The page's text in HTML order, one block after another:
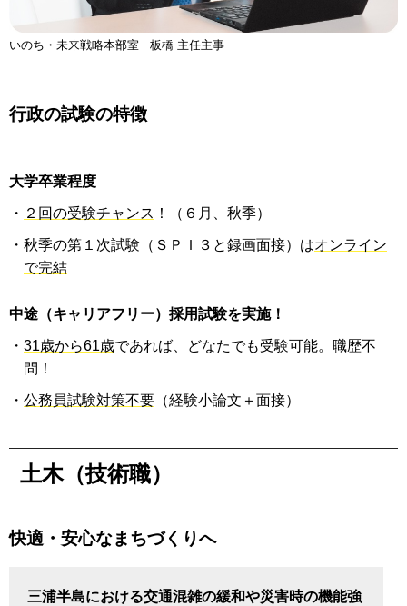
いのち・未来戦略本部室 板橋 主任主事
行政の試験の特徴
大学卒業程度
・ ２回の受験チャンス ！（６月、秋季）
・秋季の第１次試験（ＳＰＩ３と録画面接）はオンライン
で完結
中途（キャリアフリー）採用試験を実施！
・ 31歳から61歳であれば、どなたでも受験可能。職歴不
問！
・ 公務員試験対策不要 （経験小論文＋面接）
土木（技術職）
快適・安心なまちづくりへ
三浦半島における交通混雑の緩和や災害時の機能強